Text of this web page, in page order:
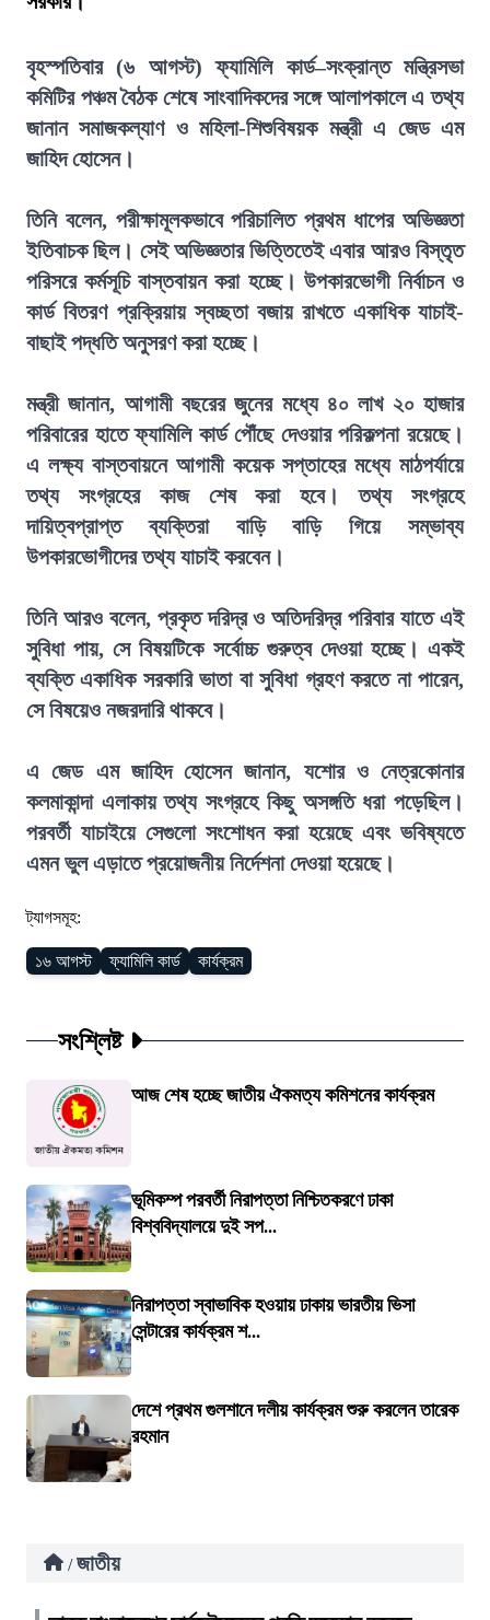
বৃহস্পতিবার (৬ আগস্ট) ফ্যামিলি কার্ড–সংক্রান্ত মন্ত্রিসভা
কমিটির পঞ্চম বৈঠক শেষে সাংবাদিকদের সঙ্গে আলাপকালে এ তথ্য
জানান সমাজকল্যাণ ও মহিলা-শিশুবিষয়ক মন্ত্রী এ জেড এম
জাহিদ হোসেন।
তিনি বলেন, পরীক্ষামূলকভাবে পরিচালিত প্রথম ধাপের অভিজ্ঞতা
ইতিবাচক ছিল। সেই অভিজ্ঞতার ভিত্তিতেই এবার আরও বিস্তৃত
পরিসরে কর্মসূচি বাস্তবায়ন করা হচ্ছে। উপকারভোগী নির্বাচন ও
কার্ড বিতরণ প্রক্রিয়ায় স্বচ্ছতা বজায় রাখতে একাধিক যাচাই-
বাছাই পদ্ধতি অনুসরণ করা হচ্ছে।
মন্ত্রী জানান, আগামী বছরের জুনের মধ্যে ৪০ লাখ ২০ হাজার
পরিবারের হাতে ফ্যামিলি কার্ড পৌঁছে দেওয়ার পরিকল্পনা রয়েছে।
এ লক্ষ্য বাস্তবায়নে আগামী কয়েক সপ্তাহের মধ্যে মাঠপর্যায়ে
তথ্য সংগ্রহের কাজ শেষ করা হবে। তথ্য সংগ্রহে
দায়িত্বপ্রাপ্ত ব্যক্তিরা বাড়ি বাড়ি গিয়ে সম্ভাব্য
উপকারভোগীদের তথ্য যাচাই করবেন।
তিনি আরও বলেন, প্রকৃত দরিদ্র ও অতিদরিদ্র পরিবার যাতে এই
সুবিধা পায়, সে বিষয়টিকে সর্বোচ্চ গুরুত্ব দেওয়া হচ্ছে। একই
ব্যক্তি একাধিক সরকারি ভাতা বা সুবিধা গ্রহণ করতে না পারেন,
সে বিষয়েও নজরদারি থাকবে।
এ জেড এম জাহিদ হোসেন জানান, যশোর ও নেত্রকোনার
কলমাকান্দা এলাকায় তথ্য সংগ্রহে কিছু অসঙ্গতি ধরা পড়েছিল।
পরবর্তী যাচাইয়ে সেগুলো সংশোধন করা হয়েছে এবং ভবিষ্যতে
এমন ভুল এড়াতে প্রয়োজনীয় নির্দেশনা দেওয়া হয়েছে।
ট্যাগসমূহ:
১৬ আগস্ট ফ্যামিলি কার্ড কার্যক্রম
সংশ্লিষ্ট
আজ শেষ হচ্ছে জাতীয় ঐকমত্য কমিশনের কার্যক্রম
ভূমিকম্প পরবর্তী নিরাপত্তা নিশ্চিতকরণে ঢাকা
বিশ্ববিদ্যালয়ে দুই সপ...
নিরাপত্তা স্বাভাবিক হওয়ায় ঢাকায় ভারতীয় ভিসা
সেন্টারের কার্যক্রম শ...
দেশে প্রথম গুলশানে দলীয় কার্যক্রম শুরু করলেন তারেক
রহমান
/ জাতীয়